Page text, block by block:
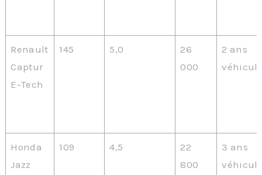
Renault
Captur
E-Tech
145 5,0
26
000
2 ans
Honda
Jazz
109 4,5
22
800
3 ans